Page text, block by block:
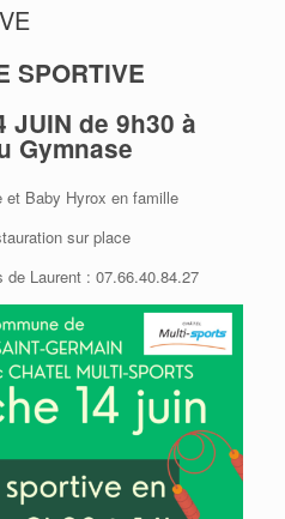
SPORTIVE
JUIN de 9h30 à
Gymnase
et Baby Hyrox en famille
sur place
de Laurent : 07.66.40.84.27